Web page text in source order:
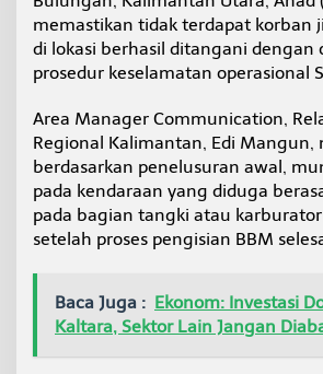
a
s
t
n
K
e
s
l
a
t
memastikan tidak terdapat korban
di lokasi berhasil ditangani dengan
prosedur keselamatan operasional
Area Manager Communication,
Regional Kalimantan, Edi Mangun,
berdasarkan penelusuran awal,
pada kendaraan yang diduga
pada bagian tangki atau
setelah proses pengisian BBM
Baca Juga : Ekonom: Investasi
Kaltara, Sektor Lain Jangan